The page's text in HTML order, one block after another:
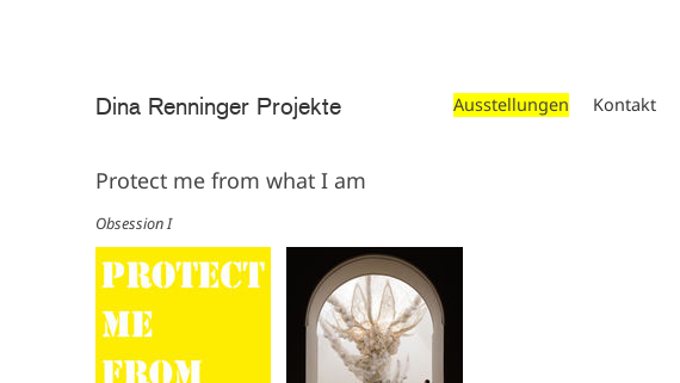
Dina Renninger Projekte Ausstellungen Kontakt
Protect me from what I am
Obsession I